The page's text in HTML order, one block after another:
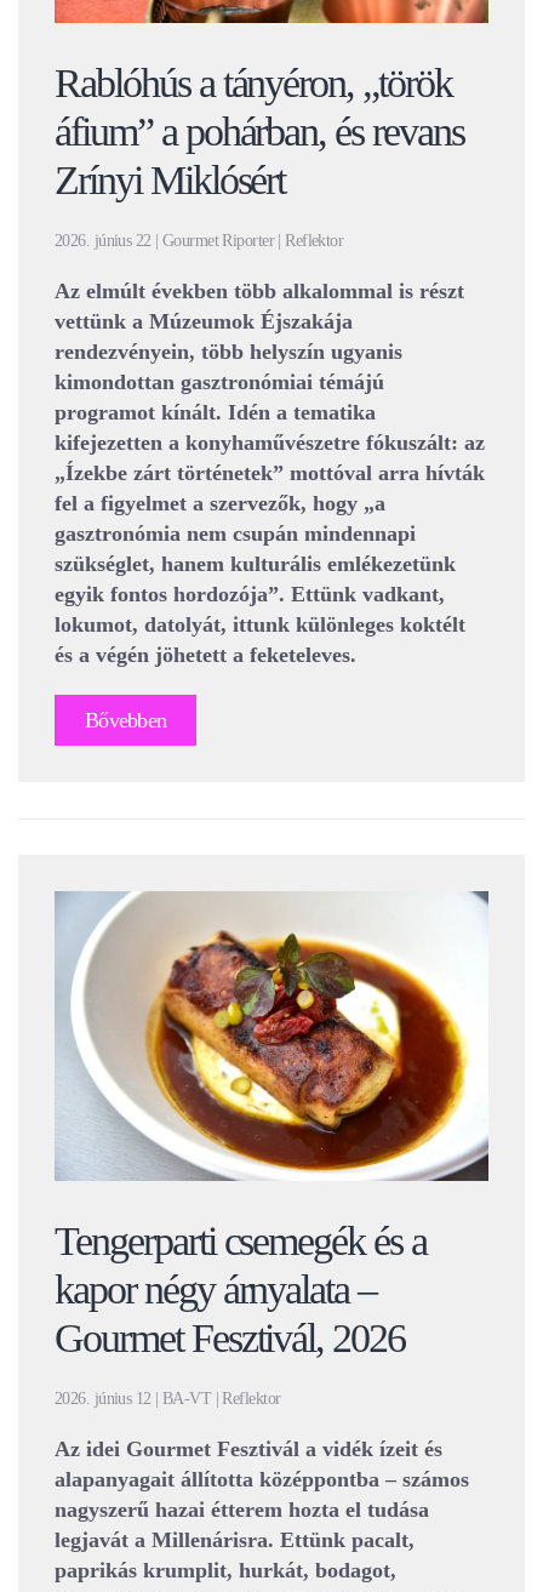
Rablóhús a tányéron, „török
áfium” a pohárban, és revans
Zrínyi Miklósért
2026. június 22 | Gourmet Riporter | Reflektor
Az elmúlt években több alkalommal is részt
vettünk a Múzeumok Éjszakája
rendezvényein, több helyszín ugyanis
kimondottan gasztronómiai témájú
programot kínált. Idén a tematika
kifejezetten a konyhaművészetre fókuszált: az
„Ízekbe zárt történetek” mottóval arra hívták
fel a figyelmet a szervezők, hogy „a
gasztronómia nem csupán mindennapi
szükséglet, hanem kulturális emlékezetünk
egyik fontos hordozója”. Ettünk vadkant,
lokumot, datolyát, ittunk különleges koktélt
és a végén jöhetett a feketeleves.
Bővebben
Tengerparti csemegék és a
kapor négy árnyalata –
Gourmet Fesztivál, 2026
2026. június 12 | BA-VT | Reflektor
Az idei Gourmet Fesztivál a vidék ízeit és
alapanyagait állította középpontba – számos
nagyszerű hazai étterem hozta el tudása
legjavát a Millenárisra. Ettünk pacalt,
paprikás krumplit, hurkát, bodagot,